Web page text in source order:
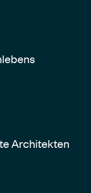
Architekten